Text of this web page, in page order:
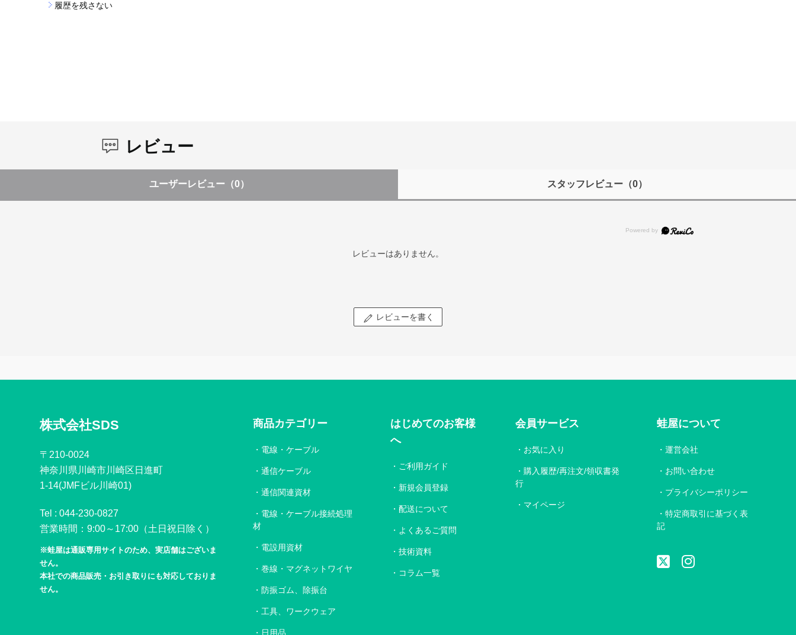
履歴を残さない
レビュー
ユーザーレビュー （0） スタッフレビュー（0）
レビューはありません。
レビューを書く
株式会社SDS
〒210-0024
神奈川県川崎市川崎区日進町
1-14(JMFビル川崎01)
Tel :044-230-0827
営業時間：9:00～17:00（土日祝日除く）
※蛙屋は通販専用サイトのため、実店舗はございま
せん。
本社での商品販売・お引き取りにも対応しておりま
せん。
商品カテゴリー
電線・ケーブル
通信ケーブル
通信関連資材
電線・ケーブル接続処理
材
電設用資材
巻線・マグネットワイヤ
防振ゴム、除振台
工具、ワークウェア
日用品
はじめてのお客様
へ
ご利用ガイド
新規会員登録
配送について
よくあるご質問
技術資料
コラム一覧
会員サービス
お気に入り
購入履歴/再注文/領収書発
行
マイページ
蛙屋について
運営会社
お問い合わせ
プライバシーポリシー
特定商取引に基づく表
記